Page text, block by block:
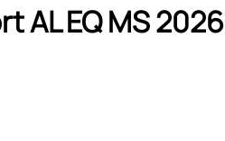
AL EQ MS 2026